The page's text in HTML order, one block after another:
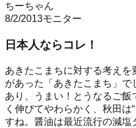
ちーちゃん
8/2/2013モニター
日本人ならコレ！
あきたこまちに対する考え
があった「あきたこまち」
あり、うまい！とうなるご飯
く伸びてやわらかく、秋田は
すね。醤油は最近流行の減